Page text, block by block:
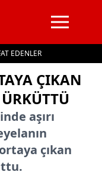
EDENLER
ÇIKAN
aşırı
çıkan